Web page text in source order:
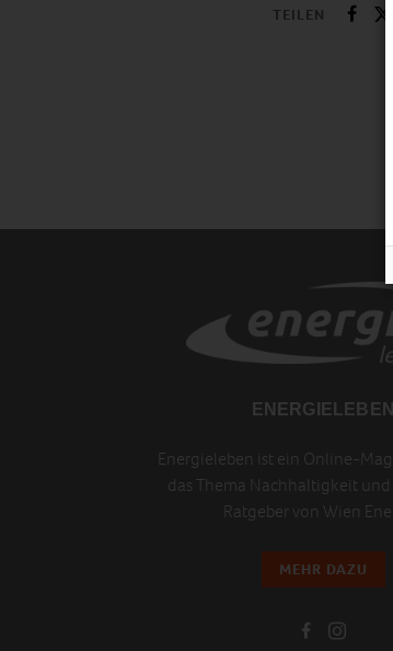
TEILEN
ENERGIELEBEN
Energieleben ist ein Online-
das Thema Nachhaltigkeit
Ratgeber von Wien
MEHR DAZU